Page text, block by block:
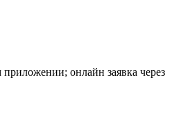
онлайн заявка через